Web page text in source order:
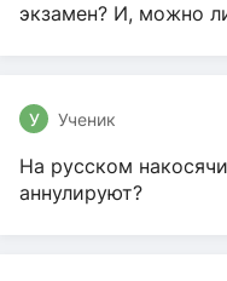
экзамен? И, можно
У Ученик
На русском
аннулируют?